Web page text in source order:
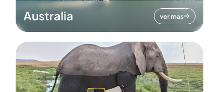
Australia ver mas